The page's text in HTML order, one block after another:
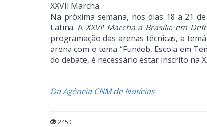
XXVII Marcha
Na próxima semana, nos dias 18 a 21
Latina. AXXVII Marcha a Brasília em
programação das arenas técnicas, a
arena com o tema “Fundeb, Escola em
do debate, é necessário estar inscrito na
Da Agência CNM de Notícias
2450